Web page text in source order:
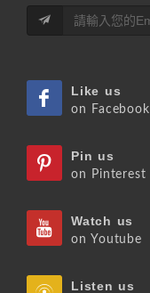
Like us
on Facebook
Pin us
on Pinterest
Watch us
on Youtube
Listen us